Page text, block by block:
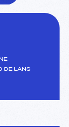
DE LANS